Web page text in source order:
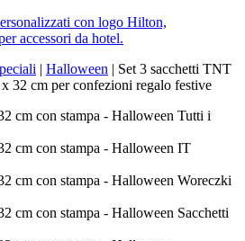
| Halloween | Set 3 sacchetti TNT
32 cm per confezioni regalo festive